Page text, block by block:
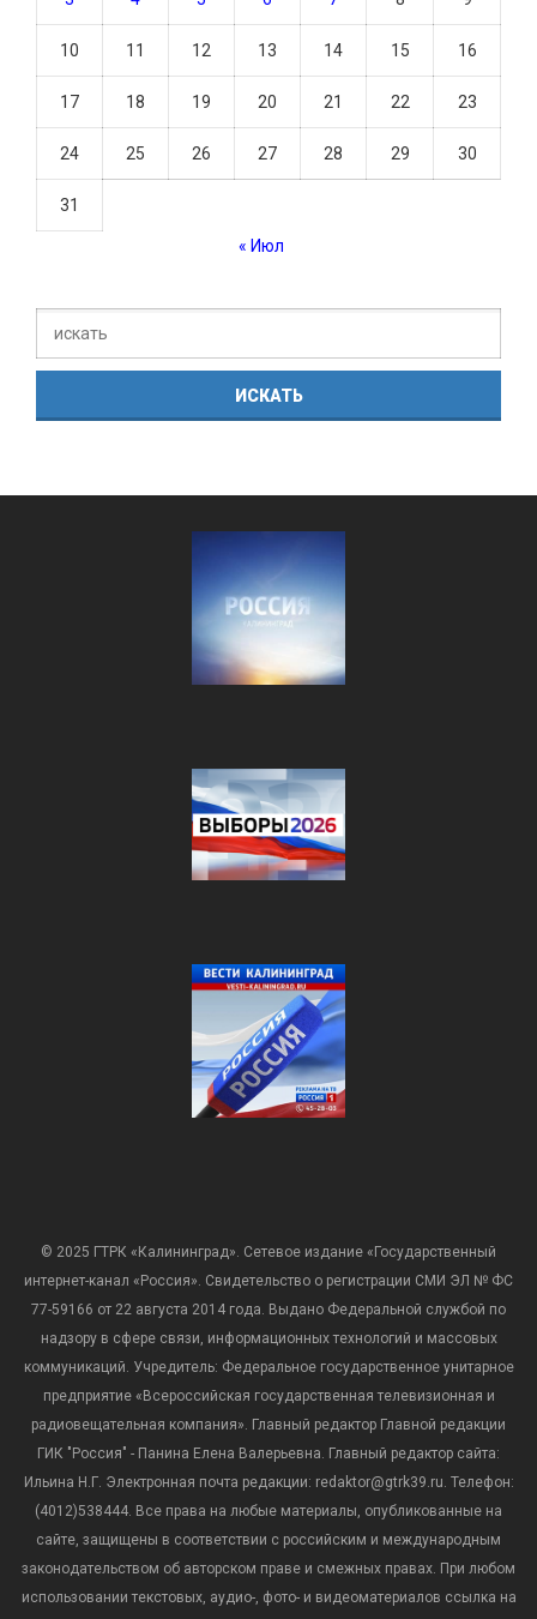
10 11 12 13 14 15 16
17 18 19 20 21 22 23
24 25 26 27 28 29 30
31
« Июл
© 2025 ГТРК «Калининград». Сетевое издание «Государственный
интернет-канал «Россия». Свидетельство о регистрации СМИ ЭЛ № ФС
77-59166 от 22 августа 2014 года. Выдано Федеральной службой по
надзору в сфере связи, информационных технологий и массовых
коммуникаций. Учредитель: Федеральное государственное унитарное
предприятие «Всероссийская государственная телевизионная и
радиовещательная компания». Главный редактор Главной редакции
ГИК "Россия" - Панина Елена Валерьевна. Главный редактор сайта:
Ильина Н.Г. Электронная почта редакции: redaktor@gtrk39.ru. Телефон:
(4012)538444. Все права на любые материалы, опубликованные на
сайте, защищены в соответствии с российским и международным
законодательством об авторском праве и смежных правах. При любом
использовании текстовых, аудио-, фото- и видеоматериалов ссылка на